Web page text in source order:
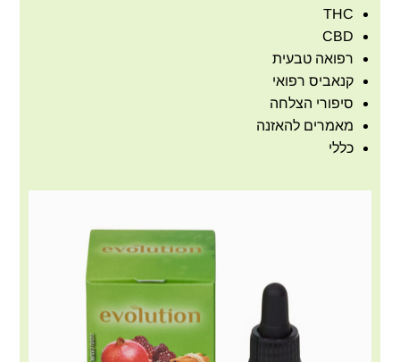
THC
CBD
רפואה טבעית
קנאביס רפואי
סיפורי הצלחה
מאמרים להאזנה
כללי